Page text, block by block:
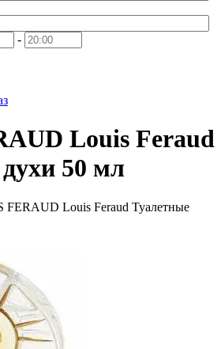
-
Louis Feraud
50 мл
FERAUD Louis Feraud Туалетные